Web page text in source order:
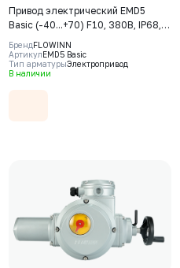
Привод электрический EMD5
Basic (-40...+70) F10, 380В, IP68,
S2-15min
БрендFLOWINN
АртикулEMD5 Basic
Тип арматурыЭлектропривод
В наличии